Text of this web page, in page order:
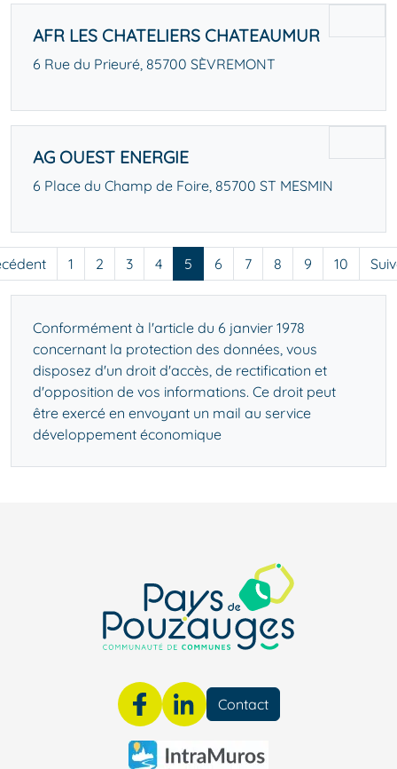
AFR LES CHATELIERS CHATEAUMUR
6 Rue du Prieuré, 85700 SÈVREMONT
AG OUEST ENERGIE
6 Place du Champ de Foire, 85700 ST MESMIN
1 2 3 4 5 6 7 8 9 10
Conformément à l'article du 6 janvier 1978
concernant la protection des données, vous
disposez d'un droit d'accès, de rectification et
d'opposition de vos informations. Ce droit peut
être exercé en envoyant un mail au service
développement économique
Contact